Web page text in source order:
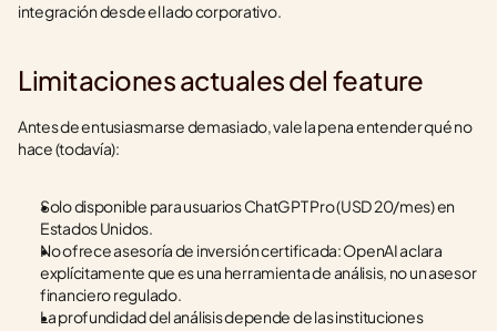
integración desde el lado corporativo.
Limitaciones actuales del feature
Antes de entusiasmarse demasiado, vale la pena entender qué no
hace (todavía):
Solo disponible para usuarios ChatGPT Pro (USD 20/mes) en
Estados Unidos.
No ofrece asesoría de inversión certificada: OpenAI aclara
explícitamente que es una herramienta de análisis, no un asesor
financiero regulado.
La profundidad del análisis depende de las instituciones